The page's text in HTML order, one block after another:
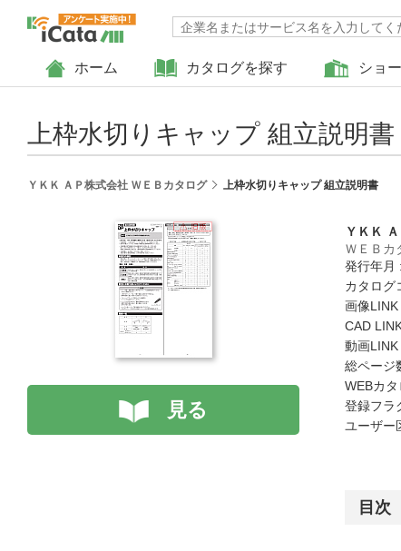
ホーム カタログを探す ショ
上枠水切りキャップ 組立説明書
ＹＫＫ ＡＰ株式会社 ＷＥＢカタログ 上枠水切りキャップ 組立説明書
見る
ＹＫＫ
ＷＥＢカ
発行年月
カタログ
画像
CAD
動画
総ページ
WEBカ
登録フラ
ユーザー
目次